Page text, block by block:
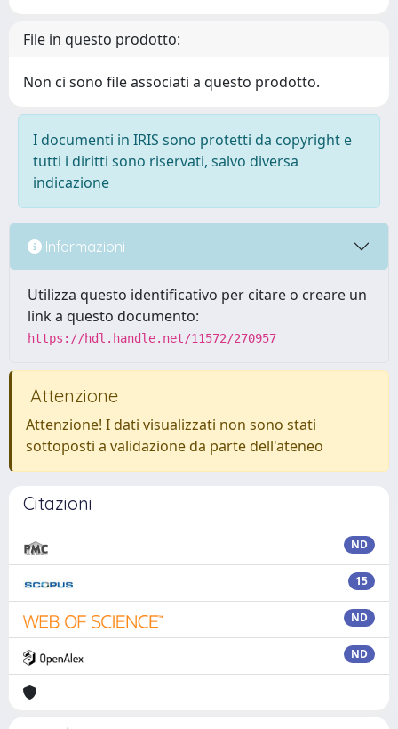
File in questo prodotto:
Non ci sono file associati a questo prodotto.
I documenti in IRIS sono protetti da copyright e
tutti i diritti sono riservati, salvo diversa
indicazione
Informazioni
Utilizza questo identificativo per citare o creare un
link a questo documento:
https://hdl.handle.net/11572/270957
Attenzione
Attenzione! I dati visualizzati non sono stati
sottoposti a validazione da parte dell'ateneo
Citazioni
ND
15
ND
ND